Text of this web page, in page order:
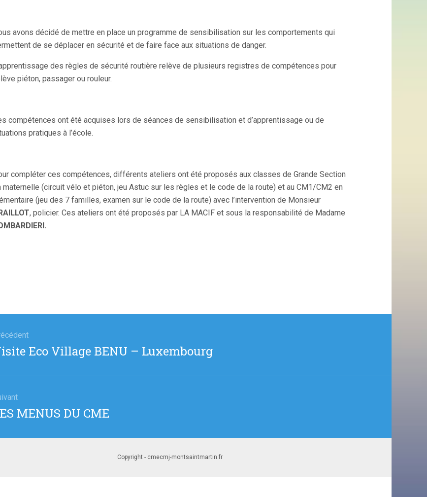
avons décidé de mettre en place un programme de sensibilisation sur les comportements qui
de se déplacer en sécurité et de faire face aux situations de danger.
des règles de sécurité routière relève de plusieurs registres de compétences pour
piéton, passager ou rouleur.
compétences ont été acquises lors de séances de sensibilisation et d’apprentissage ou de
pratiques à l’école.
compléter ces compétences, différents ateliers ont été proposés aux classes de Grande Section
maternelle (circuit vélo et piéton, jeu Astuc sur les règles et le code de la route) et au CM1/CM2 en
(jeu des 7 familles, examen sur le code de la route) avec l’intervention de Monsieur
, policier. Ces ateliers ont été proposés par LA MACIF et sous la responsabilité de Madame
Eco Village BENU – Luxembourg
MENUS DU CME
Copyright - cmecmj-montsaintmartin.fr